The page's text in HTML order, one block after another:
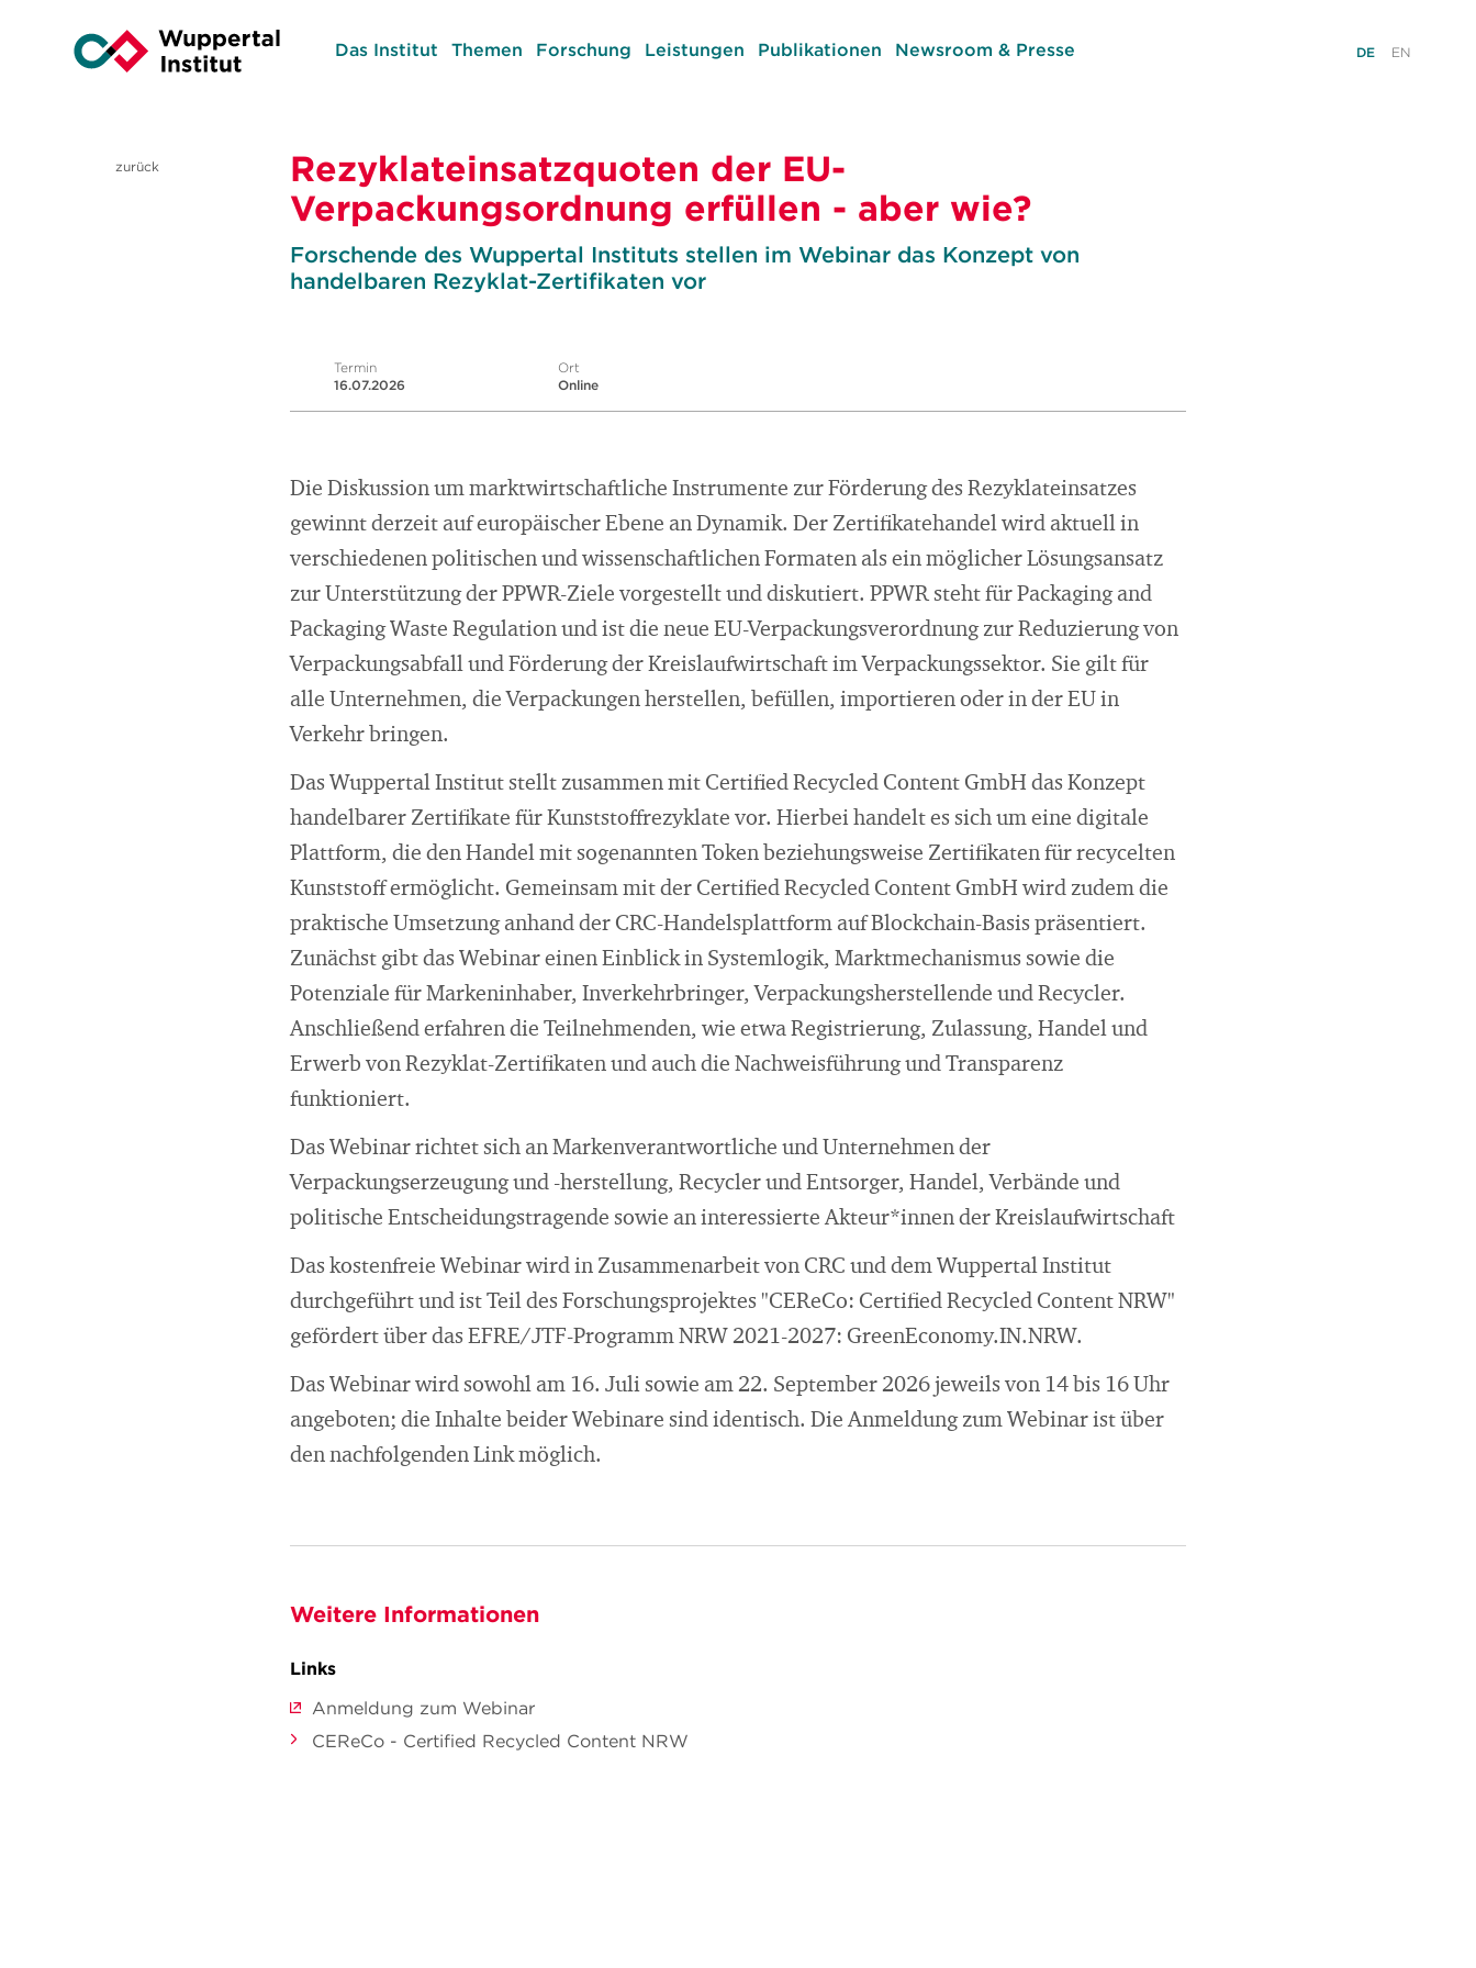
Das Institut Themen Forschung Leistungen Publikationen Newsroom & Presse DE EN
zurück
Rezyklateinsatzquoten der EU-
Verpackungsordnung erfüllen - aber wie?
Forschende des Wuppertal Instituts stellen im Webinar das Konzept von
handelbaren Rezyklat-Zertifikaten vor
Termin
16.07.2026
Ort
Online
Die Diskussion um marktwirtschaftliche Instrumente zur Förderung des Rezyklateinsatzes
gewinnt derzeit auf europäischer Ebene an Dynamik. Der Zertifikatehandel wird aktuell in
verschiedenen politischen und wissenschaftlichen Formaten als ein möglicher Lösungsansatz
zur Unterstützung der PPWR-Ziele vorgestellt und diskutiert. PPWR steht für Packaging and
Packaging Waste Regulation und ist die neue EU-Verpackungsverordnung zur Reduzierung von
Verpackungsabfall und Förderung der Kreislaufwirtschaft im Verpackungssektor. Sie gilt für
alle Unternehmen, die Verpackungen herstellen, befüllen, importieren oder in der EU in
Verkehr bringen.
Das Wuppertal Institut stellt zusammen mit Certified Recycled Content GmbH das Konzept
handelbarer Zertifikate für Kunststoffrezyklate vor. Hierbei handelt es sich um eine digitale
Plattform, die den Handel mit sogenannten Token beziehungsweise Zertifikaten für recycelten
Kunststoff ermöglicht. Gemeinsam mit der Certified Recycled Content GmbH wird zudem die
praktische Umsetzung anhand der CRC-Handelsplattform auf Blockchain-Basis präsentiert.
Zunächst gibt das Webinar einen Einblick in Systemlogik, Marktmechanismus sowie die
Potenziale für Markeninhaber, Inverkehrbringer, Verpackungsherstellende und Recycler.
Anschließend erfahren die Teilnehmenden, wie etwa Registrierung, Zulassung, Handel und
Erwerb von Rezyklat-Zertifikaten und auch die Nachweisführung und Transparenz
funktioniert.
Das Webinar richtet sich an Markenverantwortliche und Unternehmen der
Verpackungserzeugung und -herstellung, Recycler und Entsorger, Handel, Verbände und
politische Entscheidungstragende sowie an interessierte Akteur*innen der Kreislaufwirtschaft
Das kostenfreie Webinar wird in Zusammenarbeit von CRC und dem Wuppertal Institut
durchgeführt und ist Teil des Forschungsprojektes "CEReCo: Certified Recycled Content NRW"
gefördert über das EFRE/JTF-Programm NRW 2021-2027: GreenEconomy.IN.NRW.
Das Webinar wird sowohl am 16. Juli sowie am 22. September 2026 jeweils von 14 bis 16 Uhr
angeboten; die Inhalte beider Webinare sind identisch. Die Anmeldung zum Webinar ist über
den nachfolgenden Link möglich.
Weitere Informationen
Links
Anmeldung zum Webinar
CEReCo - Certified Recycled Content NRW